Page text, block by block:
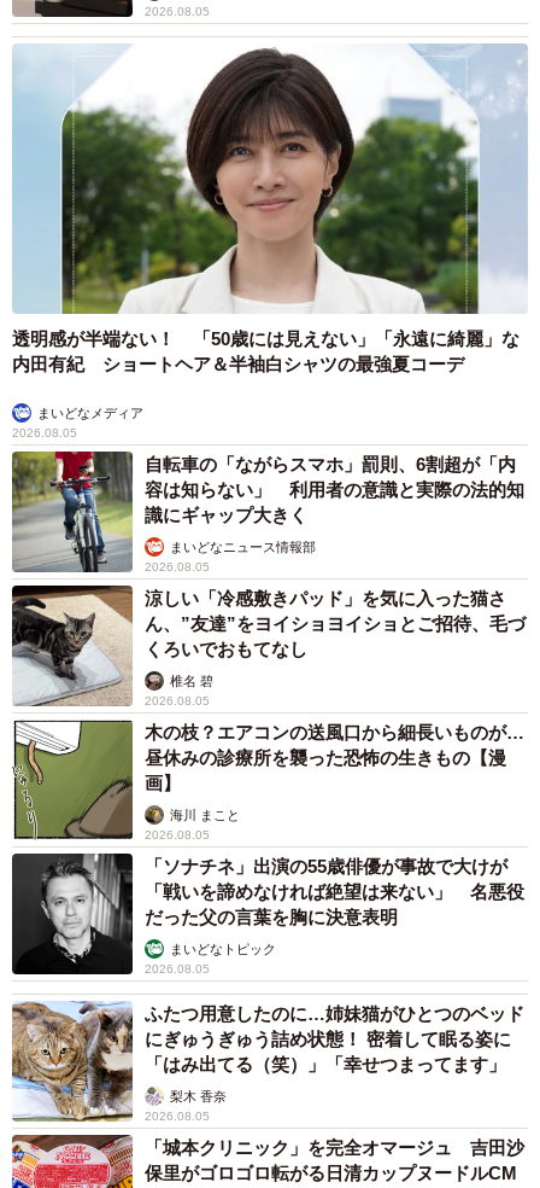
2026.08.05
透明感が半端ない！ 「50歳には見えない」「永遠に綺麗」な
内田有紀 ショートヘア＆半袖白シャツの最強夏コーデ
まいどなメディア
2026.08.05
自転車の「ながらスマホ」罰則、6割超が「内
容は知らない」 利用者の意識と実際の法的知
識にギャップ大きく
まいどなニュース情報部
2026.08.05
涼しい「冷感敷きパッド」を気に入った猫さ
ん、”友達”をヨイショヨイショとご招待、毛づ
くろいでおもてなし
椎名 碧
2026.08.05
木の枝？エアコンの送風口から細長いものが…
昼休みの診療所を襲った恐怖の生きもの【漫
画】
海川 まこと
2026.08.05
「ソナチネ」出演の55歳俳優が事故で大けが
「戦いを諦めなければ絶望は来ない」 名悪役
だった父の言葉を胸に決意表明
まいどなトピック
2026.08.05
ふたつ用意したのに…姉妹猫がひとつのベッド
にぎゅうぎゅう詰め状態！ 密着して眠る姿に
「はみ出てる（笑）」「幸せつまってます」
梨木 香奈
2026.08.05
「城本クリニック」を完全オマージュ 吉田沙
保里がゴロゴロ転がる日清カップヌードルCM